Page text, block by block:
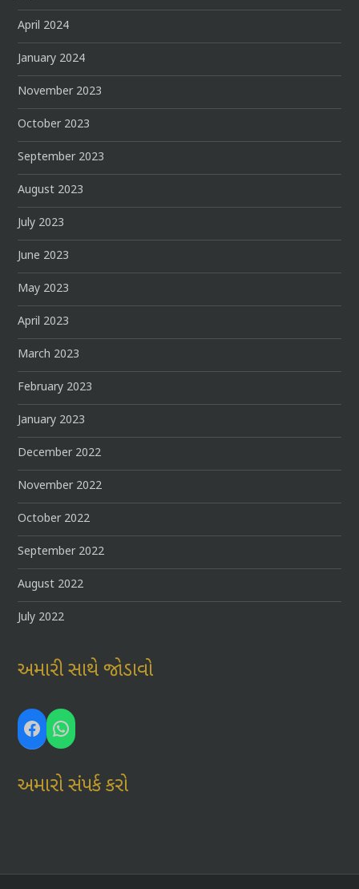
April 2024
January 2024
November 2023
October 2023
September 2023
August 2023
July 2023
June 2023
May 2023
April 2023
March 2023
February 2023
January 2023
December 2022
November 2022
October 2022
September 2022
August 2022
July 2022
અમારી સાથે જોડાવો
Facebook
WhatsApp
અમારો સંપર્ક કરો